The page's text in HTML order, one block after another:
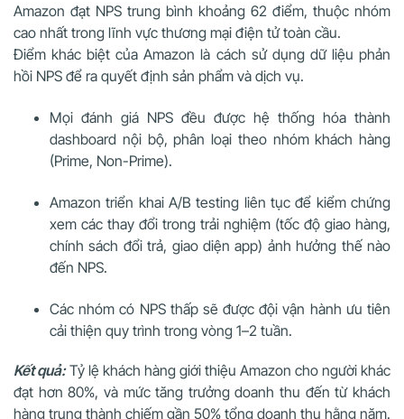
Amazon đạt NPS trung bình khoảng 62 điểm, thuộc nhóm
cao nhất trong lĩnh vực thương mại điện tử toàn cầu.
Điểm khác biệt của Amazon là cách sử dụng dữ liệu phản
hồi NPS để ra quyết định sản phẩm và dịch vụ.
Mọi đánh giá NPS đều được hệ thống hóa thành
dashboard nội bộ, phân loại theo nhóm khách hàng
(Prime, Non-Prime).
Amazon triển khai A/B testing liên tục để kiểm chứng
xem các thay đổi trong trải nghiệm (tốc độ giao hàng,
chính sách đổi trả, giao diện app) ảnh hưởng thế nào
đến NPS.
Các nhóm có NPS thấp sẽ được đội vận hành ưu tiên
cải thiện quy trình trong vòng 1–2 tuần.
Kết quả:Tỷ lệ khách hàng giới thiệu Amazon cho người khác
đạt hơn 80%, và mức tăng trưởng doanh thu đến từ khách
hàng trung thành chiếm gần 50% tổng doanh thu hằng năm.